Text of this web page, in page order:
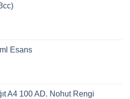
Esans
A4 100 AD. Nohut Rengi